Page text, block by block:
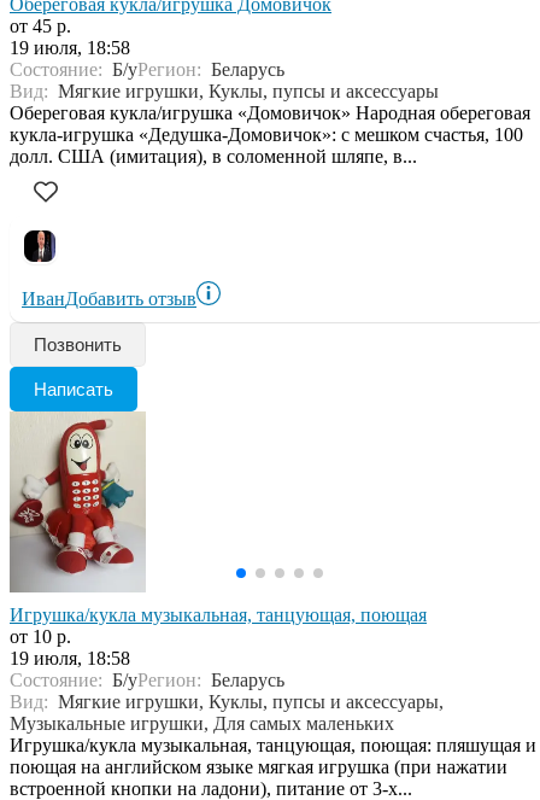
Обереговая кукла/игрушка Домовичок
от 45 р.
19 июля, 18:58
Состояние: Б/уРегион: Беларусь
Вид: Мягкие игрушки, Куклы, пупсы и аксессуары
Обереговая кукла/игрушка «Домовичок» Народная обереговая
кукла-игрушка «Дедушка-Домовичок»: с мешком счастья, 100
долл. США (имитация), в соломенной шляпе, в...
ИванДобавить отзыв
Позвонить
Написать
Игрушка/кукла музыкальная, танцующая, поющая
от 10 р.
19 июля, 18:58
Состояние: Б/уРегион: Беларусь
Вид: Мягкие игрушки, Куклы, пупсы и аксессуары,
Музыкальные игрушки, Для самых маленьких
Игрушка/кукла музыкальная, танцующая, поющая: пляшущая и
поющая на английском языке мягкая игрушка (при нажатии
встроенной кнопки на ладони), питание от 3-х...